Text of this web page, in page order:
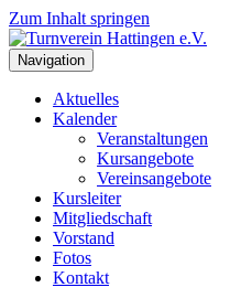
Zum Inhalt springen
Navigation
Aktuelles
Kalender
Veranstaltungen
Kursangebote
Vereinsangebote
Kursleiter
Mitgliedschaft
Vorstand
Fotos
Kontakt